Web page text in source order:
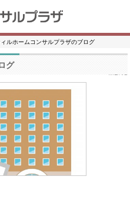
ィルホームコンサルプラザのブログ
グ